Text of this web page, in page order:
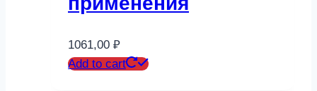
1061,00 ₽
Add to cart